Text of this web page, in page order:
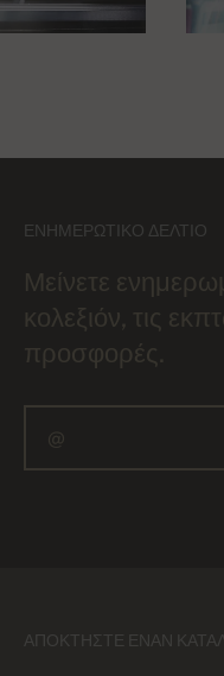
ΕΝΗΜΕΡΩΤΙΚΌ ΔΕΛΤΊΟ
Μείνετε
κολεξιόν, τις
προσφορές.
ΑΠΟΚΤΉΣΤΕ ΈΝΑΝ